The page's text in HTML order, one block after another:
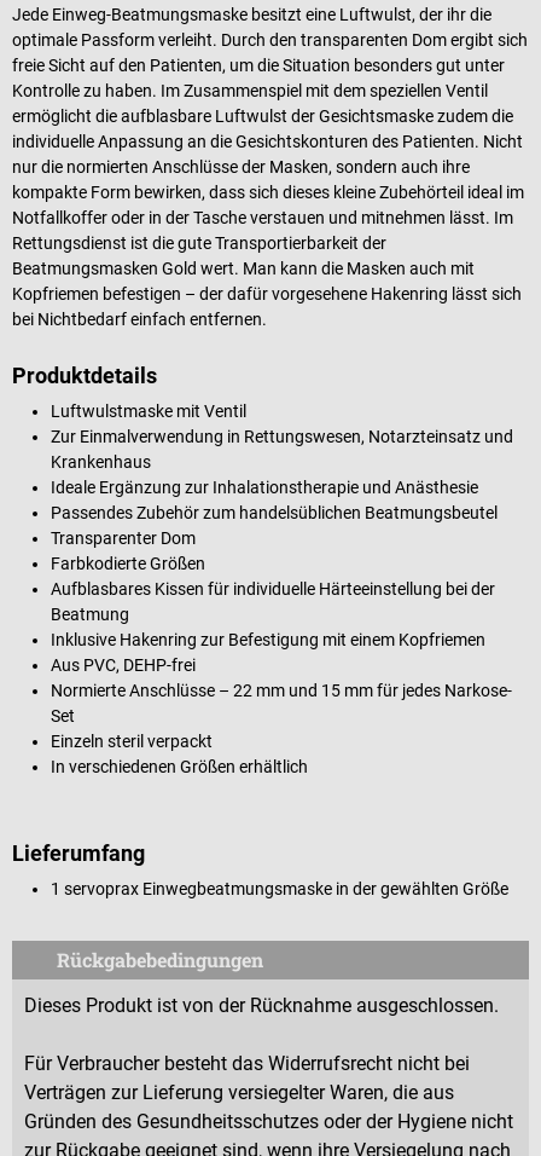
Jede Einweg-Beatmungsmaske besitzt eine Luftwulst, der ihr die
optimale Passform verleiht. Durch den transparenten Dom ergibt sich
freie Sicht auf den Patienten, um die Situation besonders gut unter
Kontrolle zu haben. Im Zusammenspiel mit dem speziellen Ventil
ermöglicht die aufblasbare Luftwulst der Gesichtsmaske zudem die
individuelle Anpassung an die Gesichtskonturen des Patienten. Nicht
nur die normierten Anschlüsse der Masken, sondern auch ihre
kompakte Form bewirken, dass sich dieses kleine Zubehörteil ideal im
Notfallkoffer oder in der Tasche verstauen und mitnehmen lässt. Im
Rettungsdienst ist die gute Transportierbarkeit der
Beatmungsmasken Gold wert. Man kann die Masken auch mit
Kopfriemen befestigen – der dafür vorgesehene Hakenring lässt sich
bei Nichtbedarf einfach entfernen.
Produktdetails
Luftwulstmaske mit Ventil
Zur Einmalverwendung in Rettungswesen, Notarzteinsatz und
Krankenhaus
Ideale Ergänzung zur Inhalationstherapie und Anästhesie
Passendes Zubehör zum handelsüblichen Beatmungsbeutel
Transparenter Dom
Farbkodierte Größen
Aufblasbares Kissen für individuelle Härteeinstellung bei der
Beatmung
Inklusive Hakenring zur Befestigung mit einem Kopfriemen
Aus PVC, DEHP-frei
Normierte Anschlüsse – 22 mm und 15 mm für jedes Narkose-
Set
Einzeln steril verpackt
In verschiedenen Größen erhältlich
Lieferumfang
1 servoprax Einwegbeatmungsmaske in der gewählten Größe
Rückgabebedingungen
Dieses Produkt ist von der Rücknahme ausgeschlossen.
Für Verbraucher besteht das Widerrufsrecht nicht bei
Verträgen zur Lieferung versiegelter Waren, die aus
Gründen des Gesundheitsschutzes oder der Hygiene nicht
zur Rückgabe geeignet sind, wenn ihre Versiegelung nach